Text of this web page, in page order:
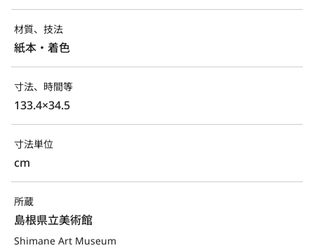
材質、技法
紙本・着色
寸法、時間等
133.4×34.5
寸法単位
cm
所蔵
島根県立美術館
Shimane Art Museum